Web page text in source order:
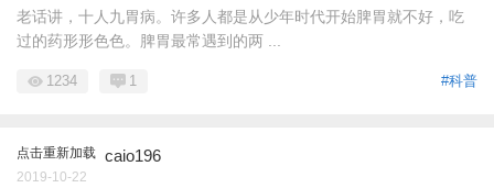
老话讲，十人九胃病。许多人都是从少年时代开始脾胃就不好，吃
过的药形形色色。脾胃最常遇到的两 ...
#科普
1234 1
点击重新加载 caio196
2019-10-22